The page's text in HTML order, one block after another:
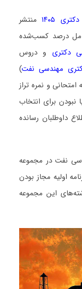
۱۴۰۵
منتشر
درصد کسب‌شده
دکتری و دروس
مهندسی نفت)
و نمره تراز
برای انتخاب
داوطلبان رسانده
نفت در مجموعه
اولیه مجاز بودن
این مجموعه